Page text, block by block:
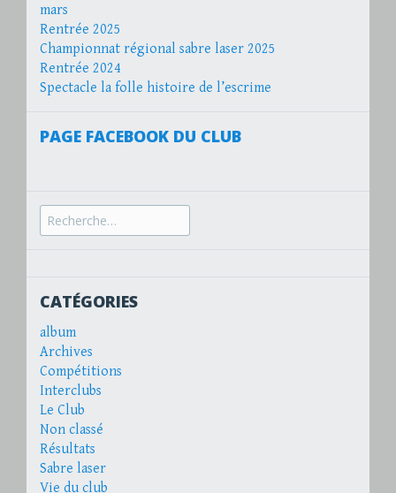
mars
Rentrée 2025
Championnat régional sabre laser 2025
Rentrée 2024
Spectacle la folle histoire de l’escrime
PAGE FACEBOOK DU CLUB
Recherche
pour :
CATÉGORIES
album
Archives
Compétitions
Interclubs
Le Club
Non classé
Résultats
Sabre laser
Vie du club